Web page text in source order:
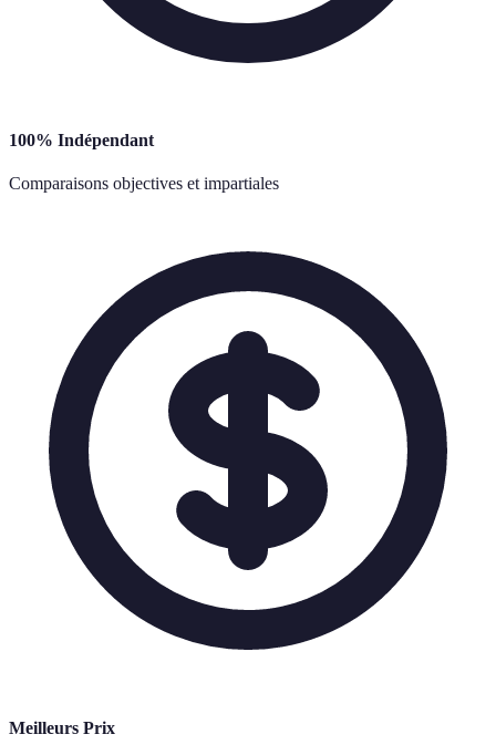
100% Indépendant
Comparaisons objectives et impartiales
Meilleurs Prix